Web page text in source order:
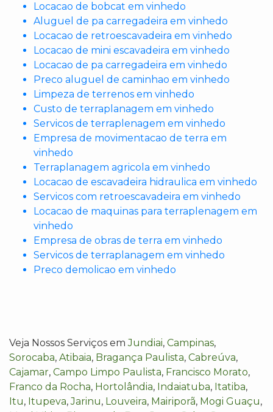
Locacao de bobcat em vinhedo
Aluguel de pa carregadeira em vinhedo
Locacao de retroescavadeira em vinhedo
Locacao de mini escavadeira em vinhedo
Locacao de pa carregadeira em vinhedo
Preco aluguel de caminhao em vinhedo
Limpeza de terrenos em vinhedo
Custo de terraplanagem em vinhedo
Servicos de terraplenagem em vinhedo
Empresa de movimentacao de terra em
vinhedo
Terraplanagem agricola em vinhedo
Locacao de escavadeira hidraulica em vinhedo
Servicos com retroescavadeira em vinhedo
Locacao de maquinas para terraplenagem em
vinhedo
Empresa de obras de terra em vinhedo
Servicos de terraplanagem em vinhedo
Preco demolicao em vinhedo
Veja Nossos Serviços emJundiai, Campinas,
Sorocaba, Atibaia, Bragança Paulista, Cabreúva,
Cajamar, Campo Limpo Paulista, Francisco Morato,
Franco da Rocha, Hortolândia, Indaiatuba, Itatiba,
Itu, Itupeva,Jarinu, Louveira, Mairiporã, Mogi Guaçu,